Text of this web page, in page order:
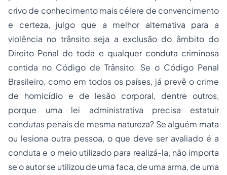
crivo de conhecimento mais célere de convencimento
e certeza, julgo que a melhor alternativa para a
violência no trânsito seja a exclusão do âmbito do
Direito Penal de toda e qualquer conduta criminosa
contida no Código de Trânsito. Se o Código Penal
Brasileiro, como em todos os países, já prevê o crime
de homicídio e de lesão corporal, dentre outros,
porque uma lei administrativa precisa estatuir
condutas penais de mesma natureza? Se alguém mata
ou lesiona outra pessoa, o que deve ser avaliado é a
conduta e o meio utilizado para realizá-la, não importa
se o autor se utilizou de uma faca, de uma arma, de uma